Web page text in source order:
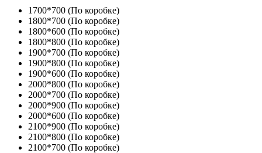
1700*700 (По коробке)
1800*700 (По коробке)
1800*600 (По коробке)
1800*800 (По коробке)
1900*700 (По коробке)
1900*800 (По коробке)
1900*600 (По коробке)
2000*800 (По коробке)
2000*700 (По коробке)
2000*900 (По коробке)
2000*600 (По коробке)
2100*900 (По коробке)
2100*800 (По коробке)
2100*700 (По коробке)